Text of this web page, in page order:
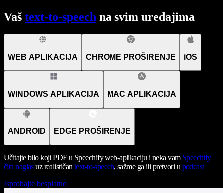
Vaš text-to-speech na svim uređajima
WEB APLIKACIJA CHROME PROŠIRENJE iOS
WINDOWS APLIKACIJA MAC APLIKACIJA
ANDROID EDGE PROŠIRENJE
Učitajte bilo koji PDF u Speechify web-aplikaciju i neka vam Speechify
čita naglasuz realističan text-to-speech, sažme ga ili pretvori u podcast
Isprobajte besplatno